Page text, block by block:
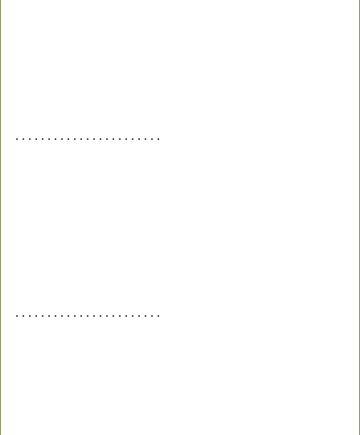
. . . . . . . . . . . . . . . . . . . . . . .
. . . . . . . . . . . . . . . . . . . . . . .